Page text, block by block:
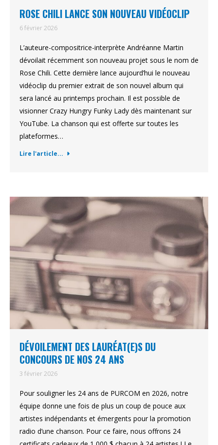
ROSE CHILI LANCE SON NOUVEAU VIDÉOCLIP
6 février 2026
L’auteure-compositrice-interprète Andréanne Martin
dévoilait récemment son nouveau projet sous le nom de
Rose Chili. Cette dernière lance aujourd’hui le nouveau
vidéoclip du premier extrait de son nouvel album qui
sera lancé au printemps prochain. Il est possible de
visionner Crazy Hungry Funky Lady dès maintenant sur
YouTube. La chanson qui est offerte sur toutes les
plateformes…
Lire l'article...
DÉVOILEMENT DES LAURÉAT(E)S DU
CONCOURS DE NOS 24 ANS
3 février 2026
Pour souligner les 24 ans de PURCOM en 2026, notre
équipe donne une fois de plus un coup de pouce aux
artistes indépendants et émergents pour la promotion
radio d’une chanson. Pour ce faire, nous offrons 24